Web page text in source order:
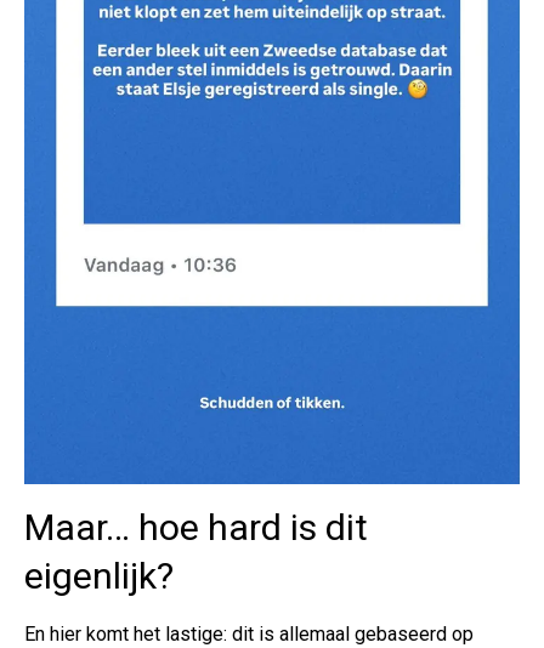
Maar… hoe hard is dit
eigenlijk?
En hier komt het lastige: dit is allemaal gebaseerd op